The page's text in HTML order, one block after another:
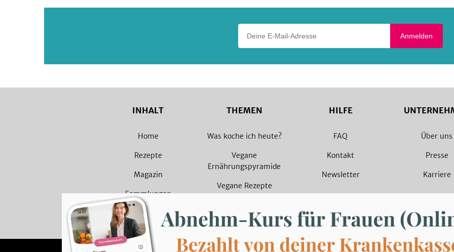
Anmelden
INHALT
Home
Rezepte
Magazin
Sammlungen
THEMEN
Was koche ich heute?
Vegane
Ernährungspyramide
Vegane Rezepte
HILFE
FAQ
Kontakt
Newsletter
Über uns
Presse
Karriere